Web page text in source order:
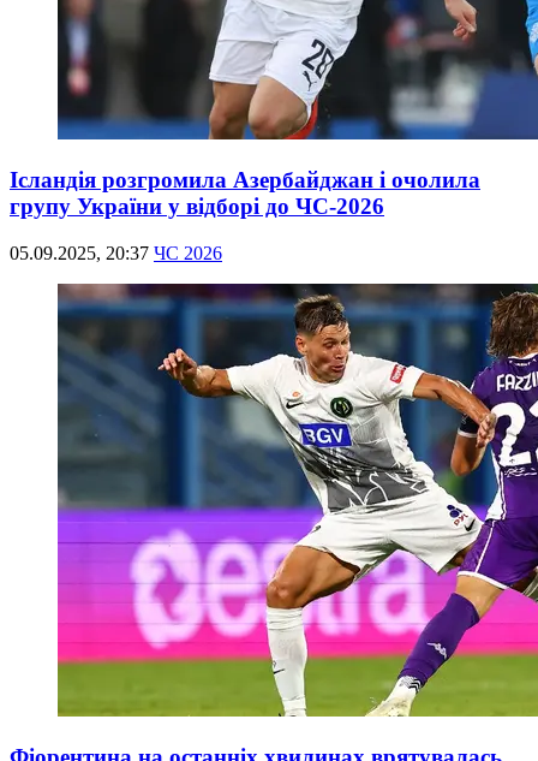
Ісландія розгромила Азербайджан і очолила
групу України у відборі до ЧС-2026
05.09.2025, 20:37 ЧС 2026